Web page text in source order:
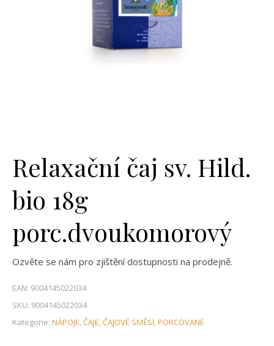
Relaxační čaj sv. Hild.
bio 18g
porc.dvoukomorový
Ozvěte se nám pro zjištění dostupnosti na prodejně.
EAN: 9004145022034
SKU: 9004145022034
Kategorie: NÁPOJE,ČAJE,ČAJOVÉ SMĚSI,PORCOVANÉ